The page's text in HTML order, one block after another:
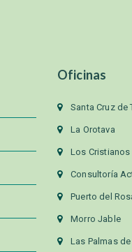
Oficinas
Santa Cruz de
La Orotava
Los Cristianos
Consultoría
Puerto del
Morro Jable
Las Palmas de